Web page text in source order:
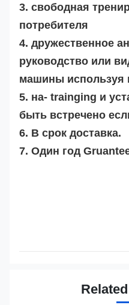
3. свободная
потребителя
4. дружественное
руководство или
машины используя
5. на- trainging и
быть встречено
6. В срок доставка.
7. Один год